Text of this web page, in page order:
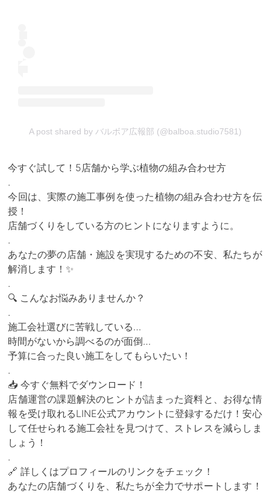
A post shared by バルボア広報部 (@balboa.studio7581)
今すぐ試して！5店舗から学ぶ植物の組み合わせ方
.
今回は、実際の施工事例を使った植物の組み合わせ方を伝
授！
店舗づくりをしている方のヒントになりますように。
.
あなたの夢の店舗・施設を実現するための不安、私たちが
解消します！✨
.
🔍 こんなお悩みありませんか？
.
施工会社選びに苦戦している…
時間がないから調べるのが面倒…
予算に合った良い施工をしてもらいたい！
.
📥 今すぐ無料でダウンロード！
店舗運営の課題解決のヒントが詰まった資料と、お得な情
報を受け取れるLINE公式アカウントに登録するだけ！安心
して任せられる施工会社を見つけて、ストレスを減らしま
しょう！
.
🔗 詳しくはプロフィールのリンクをチェック！
あなたの店舗づくりを、私たちが全力でサポートします！